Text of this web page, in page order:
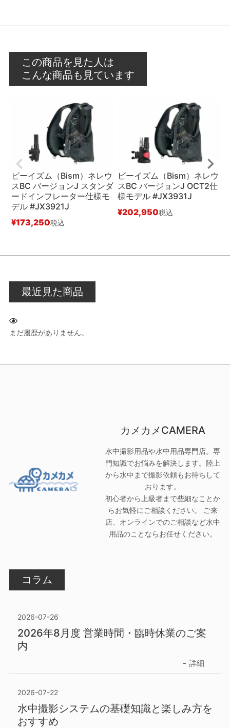
この商品を見た人は
こんな商品も見ています
ビーイズム（Bism）ネレウ
スBC バージョンJ スタンダ
ードインフレーター仕様モ
デル #JX3921J
¥173,250税込
ビーイズム（Bism）ネレウ
スBC バージョンJ OCT2仕
様モデル #JX3931J
¥202,950税込
最近見た商品
まだ履歴がありません。
カメカメCAMERA
水中撮影用品や水中用品専門店。専
門知識でお悩みを解決します。陸上
から水中まで撮影依頼もお待ちして
おります。
初心者から上級者まで些細なことか
らお気軽にご相談ください。 ご来
店、オンラインでのご相談など水中
用品のことならお任せください。
コラム
2026-07-26
2026年8月度 営業時間・臨時休業のご案
内
詳細
2026-07-22
水中撮影システムの基礎知識と楽しみ方を
おすすめ